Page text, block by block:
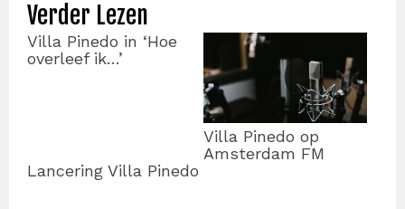
Verder Lezen
Villa Pinedo in ‘Hoe
overleef ik…’
Villa Pinedo op
Amsterdam FM
Lancering Villa Pinedo